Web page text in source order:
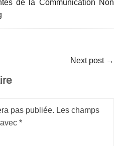
de la Communication Non
Next post →
pas publiée. Les champs
avec*